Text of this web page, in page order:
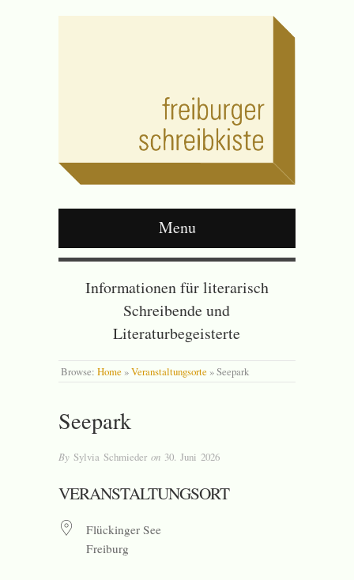
Menu
Informationen für literarisch
Schreibende und
Literaturbegeisterte
Browse: Home »Veranstaltungsorte »Seepark
Seepark
By Sylvia Schmieder on 30. Juni 2026
VERANSTALTUNGSORT
Flückinger See
Freiburg